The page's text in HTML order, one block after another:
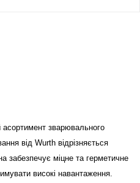
зварювального
від Wurth відрізняється
забезпечує міцне та герметичне
високі навантаження.